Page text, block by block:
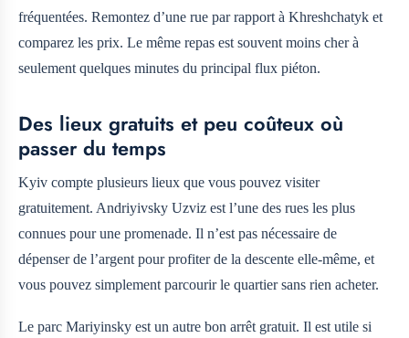
fréquentées. Remontez d’une rue par rapport à Khreshchatyk et
comparez les prix. Le même repas est souvent moins cher à
seulement quelques minutes du principal flux piéton.
Des lieux gratuits et peu coûteux où
passer du temps
Kyiv compte plusieurs lieux que vous pouvez visiter
gratuitement. Andriyivsky Uzviz est l’une des rues les plus
connues pour une promenade. Il n’est pas nécessaire de
dépenser de l’argent pour profiter de la descente elle-même, et
vous pouvez simplement parcourir le quartier sans rien acheter.
Le parc Mariyinsky est un autre bon arrêt gratuit. Il est utile si